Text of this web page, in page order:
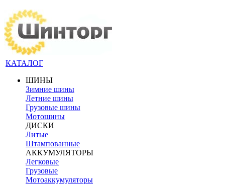
КАТАЛОГ
ШИНЫ
Зимние шины
Летние шины
Грузовые шины
Мотошины
ДИСКИ
Литые
Штампованные
АККУМУЛЯТОРЫ
Легковые
Грузовые
Мотоаккумуляторы